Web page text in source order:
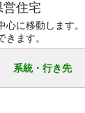
営住宅
に移動します。
ます。
系統・行き先